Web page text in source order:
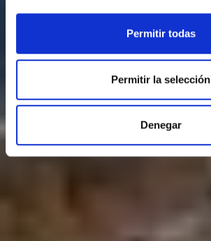
Permitir todas
Permitir la selección
Denegar